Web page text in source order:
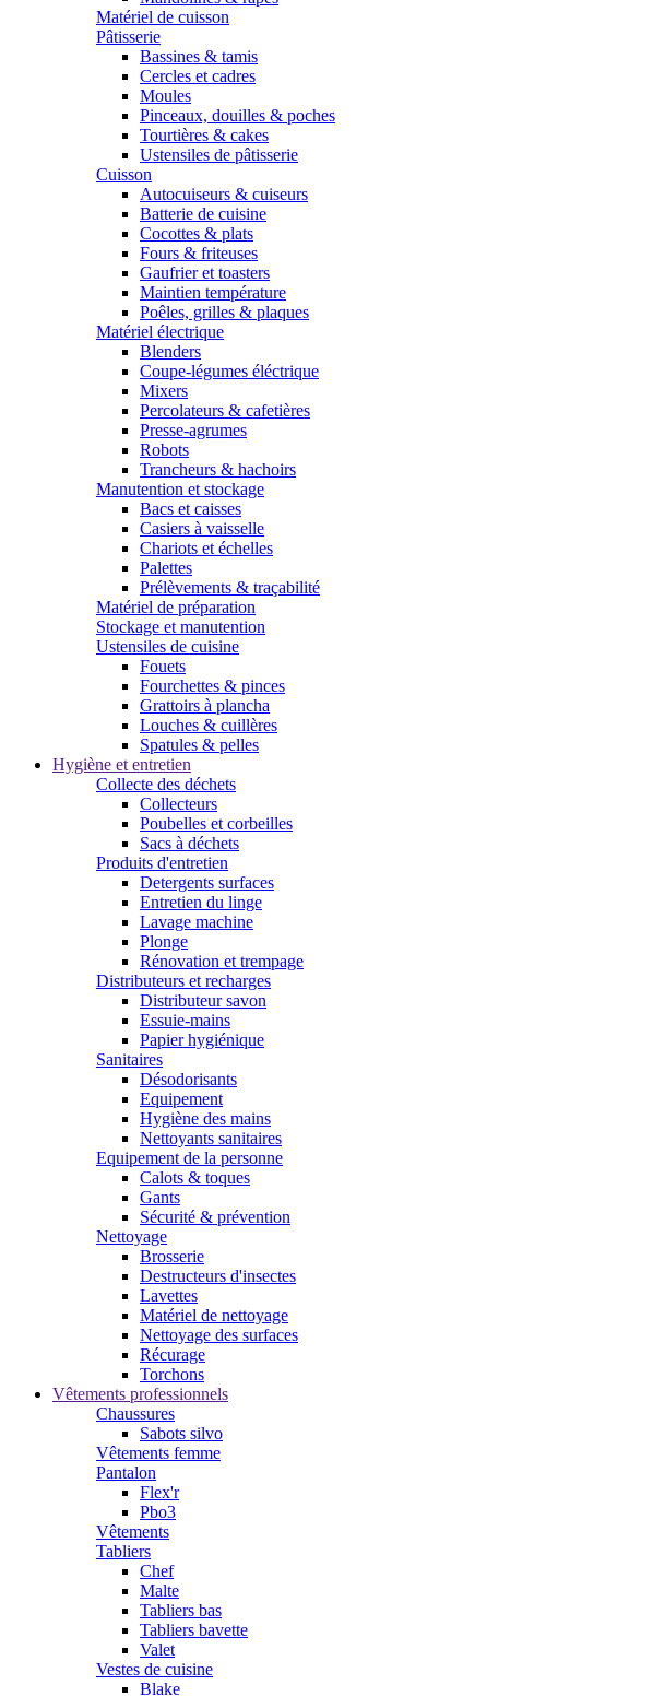
Matériel de cuisson
Pâtisserie
Bassines & tamis
Cercles et cadres
Moules
Pinceaux, douilles & poches
Tourtières & cakes
Ustensiles de pâtisserie
Cuisson
Autocuiseurs & cuiseurs
Batterie de cuisine
Cocottes & plats
Fours & friteuses
Gaufrier et toasters
Maintien température
Poêles, grilles & plaques
Matériel électrique
Blenders
Coupe-légumes éléctrique
Mixers
Percolateurs & cafetières
Presse-agrumes
Robots
Trancheurs & hachoirs
Manutention et stockage
Bacs et caisses
Casiers à vaisselle
Chariots et échelles
Palettes
Prélèvements & traçabilité
Matériel de préparation
Stockage et manutention
Ustensiles de cuisine
Fouets
Fourchettes & pinces
Grattoirs à plancha
Louches & cuillères
Spatules & pelles
Hygiène et entretien
Collecte des déchets
Collecteurs
Poubelles et corbeilles
Sacs à déchets
Produits d'entretien
Detergents surfaces
Entretien du linge
Lavage machine
Plonge
Rénovation et trempage
Distributeurs et recharges
Distributeur savon
Essuie-mains
Papier hygiénique
Sanitaires
Désodorisants
Equipement
Hygiène des mains
Nettoyants sanitaires
Equipement de la personne
Calots & toques
Gants
Sécurité & prévention
Nettoyage
Brosserie
Destructeurs d'insectes
Lavettes
Matériel de nettoyage
Nettoyage des surfaces
Récurage
Torchons
Vêtements professionnels
Chaussures
Sabots silvo
Vêtements femme
Pantalon
Flex'r
Pbo3
Vêtements
Tabliers
Chef
Malte
Tabliers bas
Tabliers bavette
Valet
Vestes de cuisine
Blake